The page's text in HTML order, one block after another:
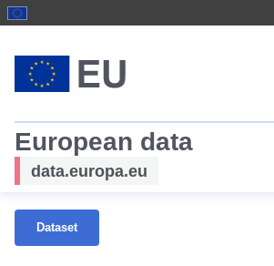
European data
data.europa.eu
Dataset